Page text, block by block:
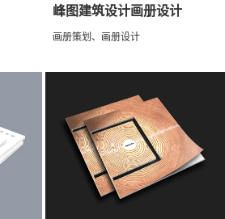
峰图建筑设计画册设计
画册策划、画册设计